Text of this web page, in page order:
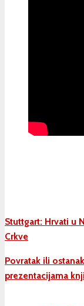
Stuttgart: Hrvati u
Crkve
Povratak ili
prezentacijama